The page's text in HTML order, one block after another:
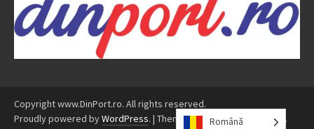
Copyright www.DinPort.ro. All rights reserved.
Proudly powered byWordPress. | Theme: Awaken byThemezHut .
Română